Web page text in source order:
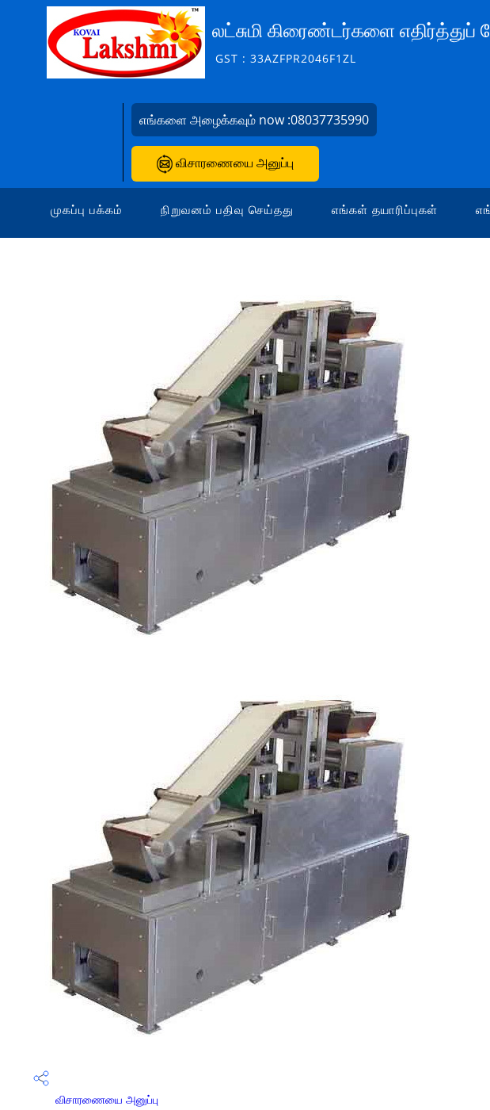
லட்சுமி கிரைண்டர்களை எதிர்த்துப்
GST : 33AZFPR2046F1ZL
எங்களை அழைக்கவும் now :08037735990
விசாரணையை அனுப்பு
முகப்பு பக்கம் நிறுவனம் பதிவு செய்தது எங்கள் தயாரிப்புகள்
விசாரணையை அனுப்பு